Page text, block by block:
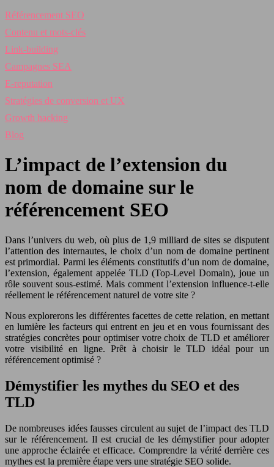
Référencement SEO
Contenu et mots-clés
Link-building
Campagnes SEA
E-reputation
Stratégies de conversion et UX
Growth hacking
Blog
L’impact de l’extension du
nom de domaine sur le
référencement SEO
Dans l’univers du web, où plus de 1,9 milliard de sites se disputent
l’attention des internautes, le choix d’un nom de domaine pertinent
est primordial. Parmi les éléments constitutifs d’un nom de domaine,
l’extension, également appelée TLD (Top-Level Domain), joue un
rôle souvent sous-estimé. Mais comment l’extension influence-t-elle
réellement le référencement naturel de votre site ?
Nous explorerons les différentes facettes de cette relation, en mettant
en lumière les facteurs qui entrent en jeu et en vous fournissant des
stratégies concrètes pour optimiser votre choix de TLD et améliorer
votre visibilité en ligne. Prêt à choisir le TLD idéal pour un
référencement optimisé ?
Démystifier les mythes du SEO et des
TLD
De nombreuses idées fausses circulent au sujet de l’impact des TLD
sur le référencement. Il est crucial de les démystifier pour adopter
une approche éclairée et efficace. Comprendre la vérité derrière ces
mythes est la première étape vers une stratégie SEO solide.